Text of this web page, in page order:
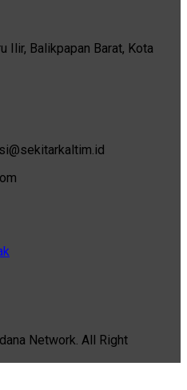
Ilir, Balikpapan Barat, Kota
Network. All Right